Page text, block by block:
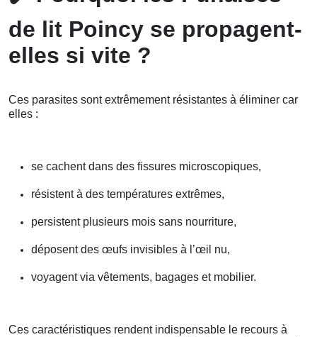
de lit Poincy se propagent-
elles si vite ?
Ces parasites sont extrêmement résistantes à éliminer car
elles :
se cachent dans des fissures microscopiques,
résistent à des températures extrêmes,
persistent plusieurs mois sans nourriture,
déposent des œufs invisibles à l’œil nu,
voyagent via vêtements, bagages et mobilier.
Ces caractéristiques rendent indispensable le recours à